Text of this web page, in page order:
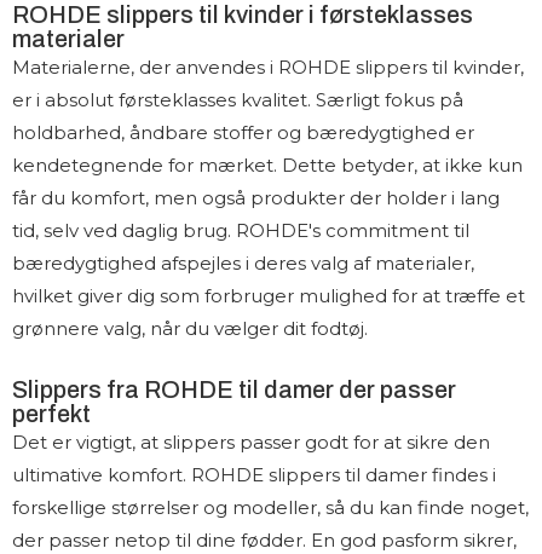
ROHDE slippers til kvinder i førsteklasses
materialer
Materialerne, der anvendes i ROHDE slippers til kvinder,
er i absolut førsteklasses kvalitet. Særligt fokus på
holdbarhed, åndbare stoffer og bæredygtighed er
kendetegnende for mærket. Dette betyder, at ikke kun
får du komfort, men også produkter der holder i lang
tid, selv ved daglig brug. ROHDE's commitment til
bæredygtighed afspejles i deres valg af materialer,
hvilket giver dig som forbruger mulighed for at træffe et
grønnere valg, når du vælger dit fodtøj.
Slippers fra ROHDE til damer der passer
perfekt
Det er vigtigt, at slippers passer godt for at sikre den
ultimative komfort. ROHDE slippers til damer findes i
forskellige størrelser og modeller, så du kan finde noget,
der passer netop til dine fødder. En god pasform sikrer,